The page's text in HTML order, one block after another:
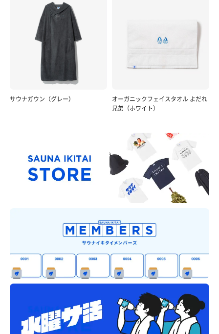
サウナガウン（グレー）
オーガニックフェイスタオル よだれ
兄弟（ホワイト）